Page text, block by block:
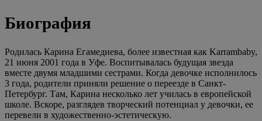
Биография
Родилась Карина Егамедиева, более известная как Karrambaby,
21 июня 2001 года в Уфе. Воспитывалась будущая звезда
вместе двумя младшими сестрами. Когда девочке исполнилось
3 года, родители приняли решение о переезде в Санкт-
Петербург. Там, Карина несколько лет училась в европейской
школе. Вскоре, разглядев творческий потенциал у девочки, ее
перевели в художественно-эстетическую.